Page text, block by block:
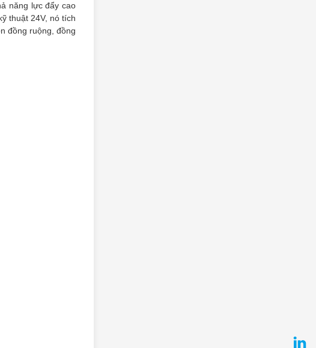
năng lực đẩy cao
thuật 24V, nó tích
đồng ruộng, đồng